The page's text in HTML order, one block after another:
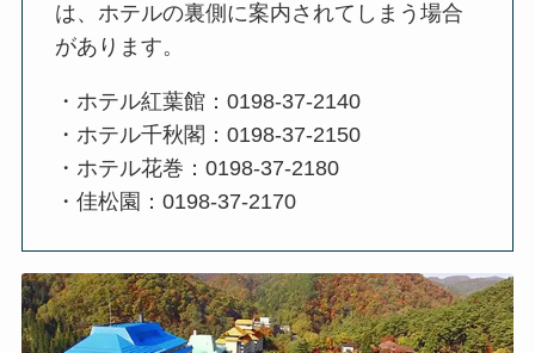
は、ホテルの裏側に案内されてしまう場合
があります。
・ホテル紅葉館：0198-37-2140
・ホテル千秋閣：0198-37-2150
・ホテル花巻：0198-37-2180
・佳松園：0198-37-2170